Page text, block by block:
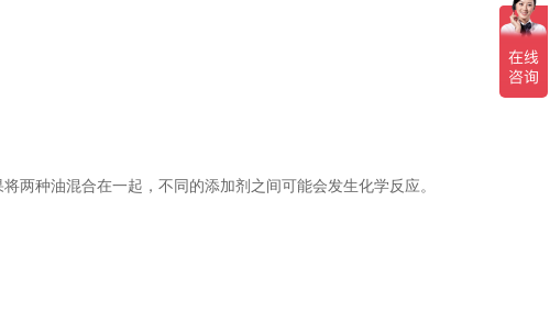
两种油混合在一起，不同的添加剂之间可能会发生化学反应。